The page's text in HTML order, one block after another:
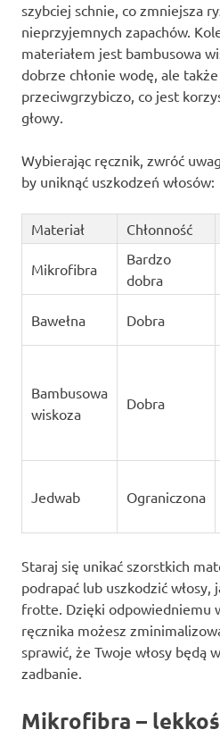
szybciej schnie, co zmniejsza
nieprzyjemnych zapachów.
materiałem jest bambusowa
dobrze chłonie wodę, ale
przeciwgrzybiczo, co jest
głowy.
Wybierając ręcznik, zwróć
by uniknąć uszkodzeń włosów:
Materiał Chłonność
Mikrofibra
Bardzo
dobra
Bawełna Dobra
Bambusowa
wiskoza
Dobra
Jedwab Ograniczona
Staraj się unikać szorstkich
podrapać lub uszkodzić
frotte. Dzięki odpowiedniemu
ręcznika możesz
sprawić, że Twoje włosy będą
zadbanie.
Mikrofibra –